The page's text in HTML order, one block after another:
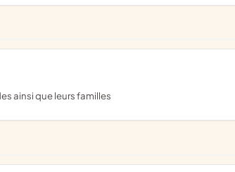
ainsi que leurs familles